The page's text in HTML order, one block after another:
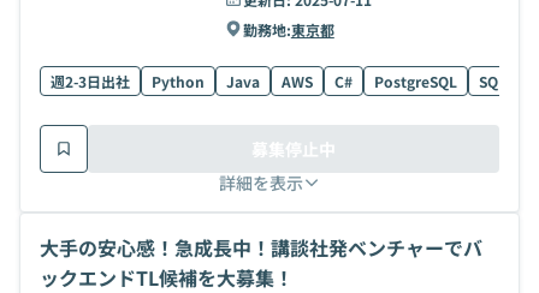
勤務地:東京都
週2-3日出社 Python Java AWS C# PostgreSQL SQL
詳細を表示
募集停止中
大手の安心感！急成長中！講談社発ベンチャーでバ
ックエンドTL候補を大募集！